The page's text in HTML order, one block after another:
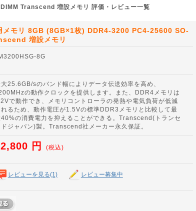
Transcend 増設メモリ 評価・レビュー一覧
メモリ 8GB (8GB×1枚) DDR4-3200 PC4-25600 SO-
増設メモリ
8G
25.6GB/sのバンド幅によりデータ伝送効率を高め、
の動作クロックを提供します。また、DDR4メモリは
で動作でき、メモリコントローラの発熱や電気負荷が低減
れるため、動作電圧が1.5Vの標準DDR3メモリと比較して最
40%の消費電力を抑えることができる。Transcend(トランセ
ドジャパン)製。Transcend社メーカー永久保証。
円 (税込)
レビューを見る(1) レビュー募集中